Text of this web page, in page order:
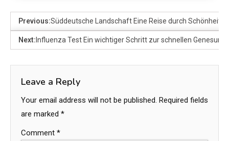
Previous:Süddeutsche Landschaft Eine Reise durch Schönheit
Next: Influenza Test Ein wichtiger Schritt zur schnellen Genesung
Leave a Reply
Your email address will not be published. Required fields
are marked *
Comment *